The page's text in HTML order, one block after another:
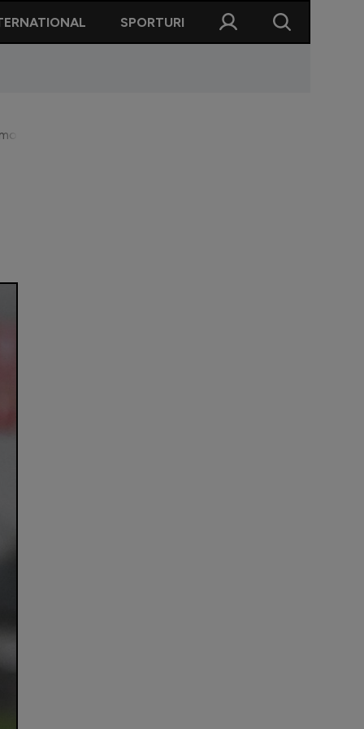
SPORTURI
”Știți cum e, toți ar trebui să sară pe mine”